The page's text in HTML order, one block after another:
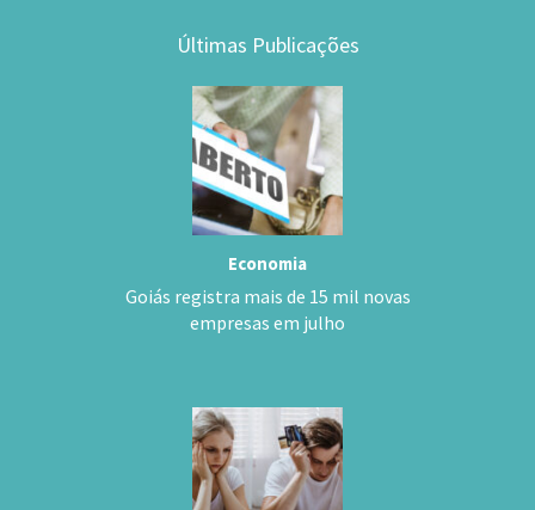
Últimas Publicações
Economia
Goiás registra mais de 15 mil novas
empresas em julho